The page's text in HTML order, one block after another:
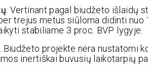
. Vertinant pagal biudžeto išlaidų
trejus metus siūloma didinti nuo
stabiliame 3 proc. BVP lygyje.
. Biudžeto projekte nėra nustatomi
inertiškai buvusių laikotarpių